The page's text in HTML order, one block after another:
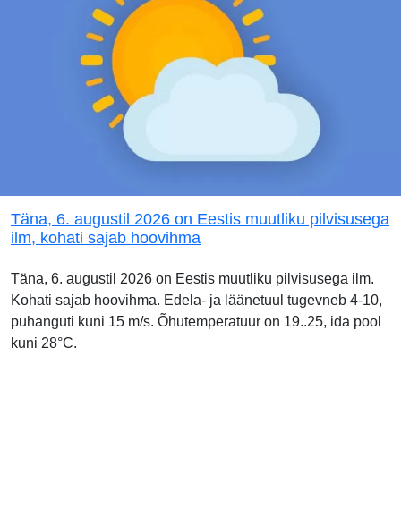
Täna, 6. augustil 2026 on Eestis muutliku pilvisusega
ilm, kohati sajab hoovihma
Täna, 6. augustil 2026 on Eestis muutliku pilvisusega ilm.
Kohati sajab hoovihma. Edela- ja läänetuul tugevneb 4-10,
puhanguti kuni 15 m/s. Õhutemperatuur on 19..25, ida pool
kuni 28°C.